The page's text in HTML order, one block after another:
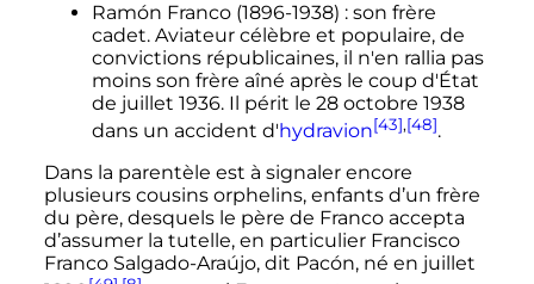
Ramón Franco (1896-1938) : son frère
cadet. Aviateur célèbre et populaire, de
convictions républicaines, il n'en rallia pas
moins son frère aîné après le coup d'État
de juillet 1936. Il périt le 28 octobre 1938
dans un accident d'hydravion[43],[48].
Dans la parentèle est à signaler encore
plusieurs cousins orphelins, enfants d’un frère
du père, desquels le père de Franco accepta
d’assumer la tutelle, en particulier Francisco
Franco Salgado-Araújo, dit Pacón, né en juillet